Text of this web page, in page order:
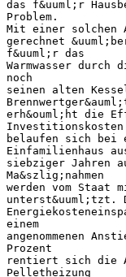
das f&uuml;r
Problem.
Mit einer solchen
gerechnet
f&uuml;r das
Warmwasser
noch
seinen alten
erh&ouml;ht die
Investitionskosten
belaufen sich bei
Einfamilienhaus
siebziger Jahren
Ma&szlig;nahmen
werden vom Staat
unterst&uuml;tzt.
einem
angenommenen
Prozent
rentiert sich die
Pelletheizung